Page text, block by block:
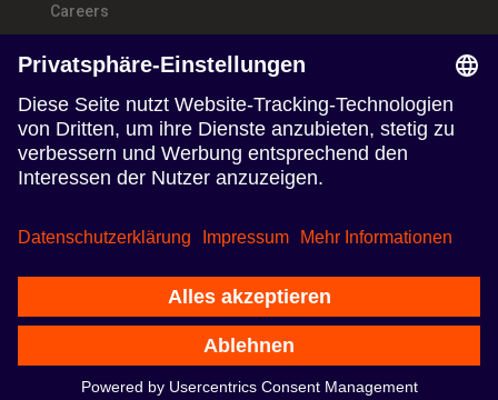
Careers
follow us
Follow us on Linkedin
Follow us on Instagram
Nutzungsbedingungen
Datenschutzerklärung
Impressum
© 2024 TERRITORY Influence